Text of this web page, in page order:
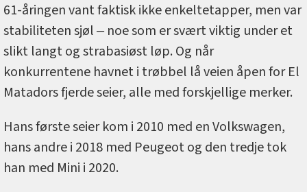
61-åringen vant faktisk ikke enkeltetapper, men var
stabiliteten sjøl ‒ noe som er svært viktig under et
slikt langt og strabasiøst løp. Og når
konkurrentene havnet i trøbbel lå veien åpen for El
Matadors fjerde seier, alle med forskjellige merker.
Hans første seier kom i 2010 med en Volkswagen,
hans andre i 2018 med Peugeot og den tredje tok
han med Mini i 2020.